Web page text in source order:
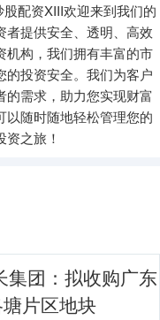
配资XIII‌欢迎来到我们的
者提供安全、透明、高效
机构，我们拥有丰富的市
的投资安全。我们为客户
需求，助力您实现财富
以随时随地轻松管理您的
之旅！
集团：拟收购广东
片区地块